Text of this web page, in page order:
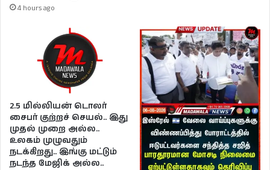
4 hours ago
2.5 மில்லியன் டொலர்
சைபர் குற்றச் செயல்.. இது
முதல் முறை அல்ல..
உலகம் முழுவதும்
நடக்கிறது.. இங்கு மட்டும்
நடந்த மேஜிக் அல்ல..